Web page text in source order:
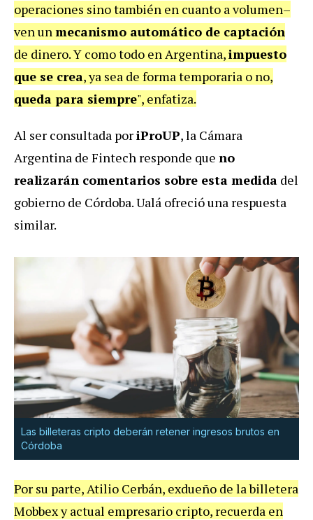
operaciones sino también en cuanto a volumen–
ven unmecanismo automático de captación
de dinero. Y como todo en Argentina,impuesto
que se crea, ya sea de forma temporaria o no,
queda para siempre", enfatiza.
Al ser consultada poriProUP, la Cámara
Argentina de Fintech responde que no
realizarán comentarios sobre esta medida del
gobierno de Córdoba. Ualá ofreció una respuesta
similar.
Las billeteras cripto deberán retener ingresos brutos en
Córdoba
Por su parte, Atilio Cerbán, exdueño de la billetera
Mobbex y actual empresario cripto, recuerda en